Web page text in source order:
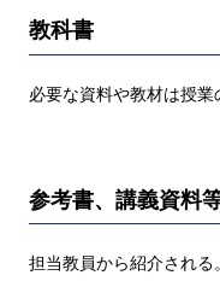
教科書
必要な資料や教材は授業
参考書、講義資料
担当教員から紹介される